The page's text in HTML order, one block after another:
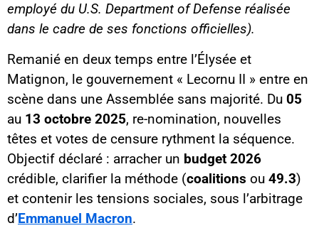
employé du U.S. Department of Defense réalisée
dans le cadre de ses fonctions officielles).
Remanié en deux temps entre l’Élysée et
Matignon, le gouvernement « Lecornu II » entre en
scène dans une Assemblée sans majorité. Du 05
au 13 octobre 2025, re-nomination, nouvelles
têtes et votes de censure rythment la séquence.
Objectif déclaré : arracher un budget 2026
crédible, clarifier la méthode (coalitions ou 49.3)
et contenir les tensions sociales, sous l’arbitrage
d’Emmanuel Macron.